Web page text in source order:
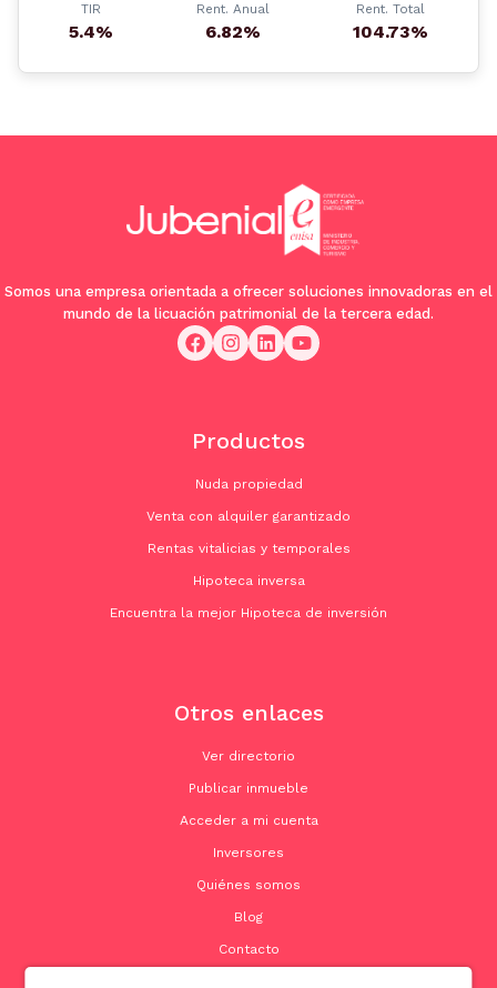
TIR
5.4%
Rent. Anual
6.82%
Rent. Total
104.73%
Somos una empresa orientada a ofrecer soluciones innovadoras en el
mundo de la licuación patrimonial de la tercera edad.
Productos
Nuda propiedad
Venta con alquiler garantizado
Rentas vitalicias y temporales
Hipoteca inversa
Encuentra la mejor Hipoteca de inversión
Otros enlaces
Ver directorio
Publicar inmueble
Acceder a mi cuenta
Inversores
Quiénes somos
Blog
Contacto